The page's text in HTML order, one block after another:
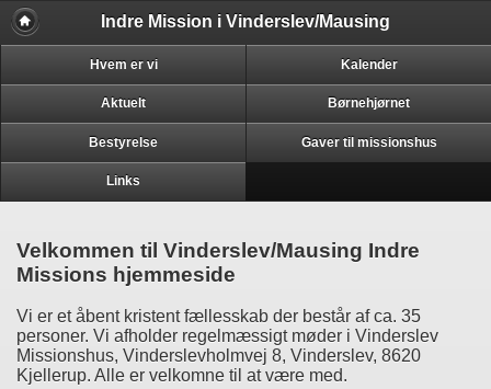
Indre Mission i Vinderslev/Mausing
Hvem er vi Kalender
Aktuelt Børnehjørnet
Bestyrelse Gaver til missionshus
Links
Velkommen til Vinderslev/Mausing Indre
Missions hjemmeside
Vi er et åbent kristent fællesskab der består af ca. 35
personer. Vi afholder regelmæssigt møder i Vinderslev
Missionshus, Vinderslevholmvej 8, Vinderslev, 8620
Kjellerup. Alle er velkomne til at være med.